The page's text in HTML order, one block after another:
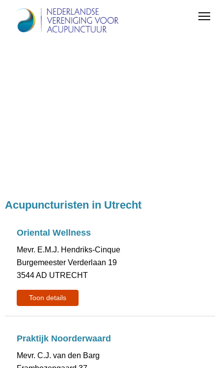
Acupuncturisten in Utrecht
Oriental Wellness
Mevr. E.M.J. Hendriks-Cinque
Burgemeester Verderlaan 19
3544 AD UTRECHT
Toon details
Praktijk Noorderwaard
Mevr. C.J. van den Barg